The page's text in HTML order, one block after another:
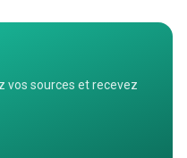
vos sources et recevez